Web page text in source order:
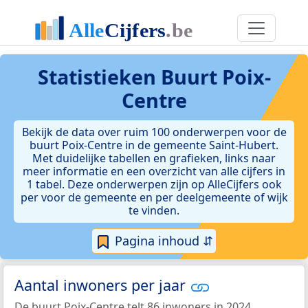
Statistieken Buurt Poix-
Centre
Bekijk de data over ruim 100 onderwerpen voor de
buurt Poix-Centre in de gemeente Saint-Hubert.
Met duidelijke tabellen en grafieken, links naar
meer informatie en een overzicht van alle cijfers in
1 tabel. Deze onderwerpen zijn op AlleCijfers ook
per voor de gemeente en per deelgemeente of wijk
te vinden.
Pagina inhoud ⇵
Aantal inwoners per jaar